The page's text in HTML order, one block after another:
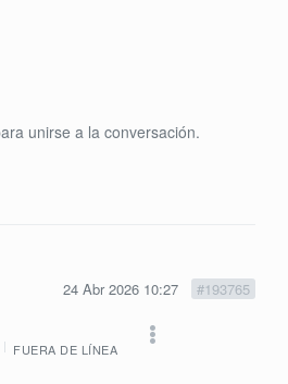
unirse a la conversación.
24 Abr 2026 10:27 #193765
FUERA DE LÍNEA